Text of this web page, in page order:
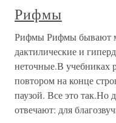
Рифмы
Рифмы Рифмы бывают
дактилические и
неточные.В учебниках
повтором на конце
паузой. Все это так.Но
отвечают: для